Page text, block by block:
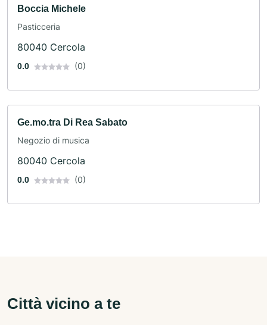
Boccia Michele
Pasticceria
80040 Cercola
0.0 (0)
Ge.mo.tra Di Rea Sabato
Negozio di musica
80040 Cercola
0.0 (0)
Città vicino a te